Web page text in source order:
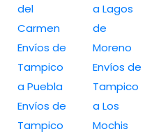
del
Carmen
Envíos de
Tampico
a Puebla
Envíos de
Tampico
a Lagos
de
Moreno
Envíos de
Tampico
a Los
Mochis